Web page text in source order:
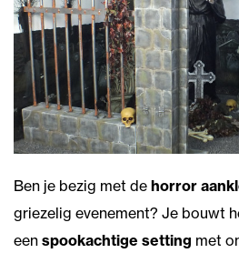
Ben je bezig met de horror
griezelig evenement? Je bouwt
een spookachtige setting met